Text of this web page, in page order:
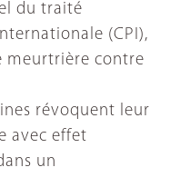
du traité
(CPI),
meurtrière contre
révoquent leur
avec effet
un